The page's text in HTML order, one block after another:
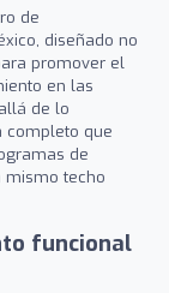
de
diseñado no
promover el
en las
de lo
completo que
de
mismo techo
funcional